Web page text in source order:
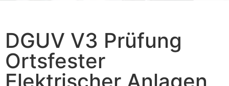
DGUV V3 Prüfung
Ortsfester